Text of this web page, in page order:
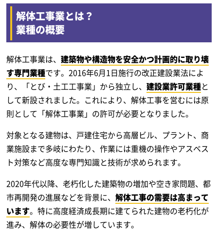
解体工事業とは？
業種の概要
解体工事業は、建築物や構造物を安全かつ計画的に取り壊
す専門業種です。2016年6月1日施行の改正建設業法によ
り、「とび・土工工事業」から独立し、建設業許可業種と
して新設されました。これにより、解体工事を営むには原
則として「解体工事業」の許可が必要となりました。
対象となる建物は、戸建住宅から高層ビル、プラント、商
業施設まで多岐にわたり、作業には重機の操作やアスベス
ト対策など高度な専門知識と技術が求められます。
2020年代以降、老朽化した建築物の増加や空き家問題、都
市再開発の進展などを背景に、解体工事の需要は高まって
います。特に高度経済成長期に建てられた建物の老朽化が
進み、解体の必要性が増しています。